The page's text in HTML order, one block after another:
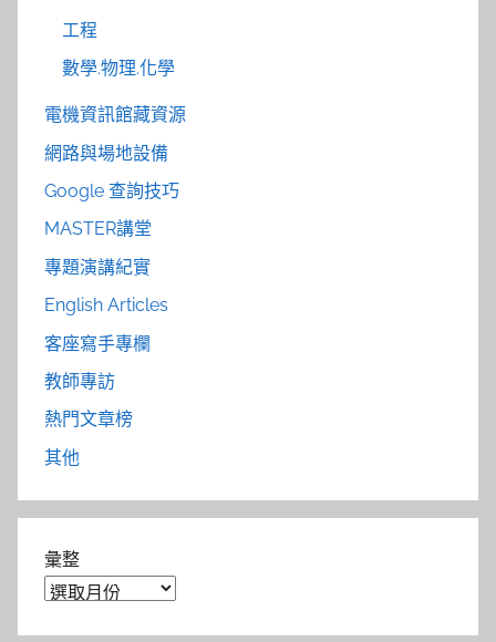
工程
數學.物理.化學
電機資訊館藏資源
網路與場地設備
Google 查詢技巧
MASTER講堂
專題演講紀實
English Articles
客座寫手專欄
教師專訪
熱門文章榜
其他
彙整